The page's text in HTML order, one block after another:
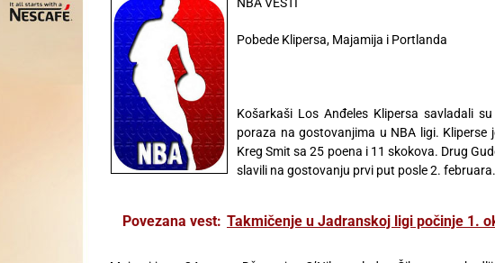
Pobede Klipersa, Majamija i Portlanda
Košarkaši Los Anđeles Klipersa savladali
poraza na gostovanjima u NBA ligi.
Kreg Smit sa 25 poena i 11 skokova. Drug
slavili na gostovanju prvi put posle 2. februara.
Povezana vest: Takmičenje u Jadranskoj ligi počinje 1.